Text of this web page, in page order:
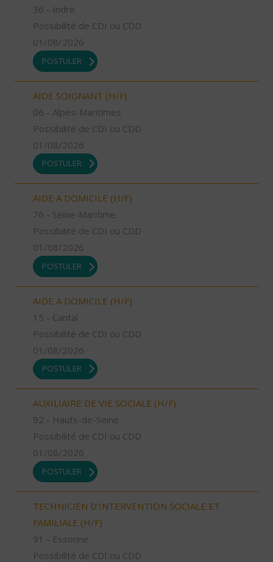
36 - Indre
Possibilité de CDI ou CDD
01/08/2026
POSTULER
AIDE SOIGNANT (H/F)
06 - Alpes-Maritimes
Possibilité de CDI ou CDD
01/08/2026
POSTULER
AIDE A DOMICILE (H/F)
76 - Seine-Maritime
Possibilité de CDI ou CDD
01/08/2026
POSTULER
AIDE A DOMICILE (H/F)
15 - Cantal
Possibilité de CDI ou CDD
01/08/2026
POSTULER
AUXILIAIRE DE VIE SOCIALE (H/F)
92 - Hauts-de-Seine
Possibilité de CDI ou CDD
01/08/2026
POSTULER
TECHNICIEN D’INTERVENTION SOCIALE ET
FAMILIALE (H/F)
91 - Essonne
Possibilité de CDI ou CDD